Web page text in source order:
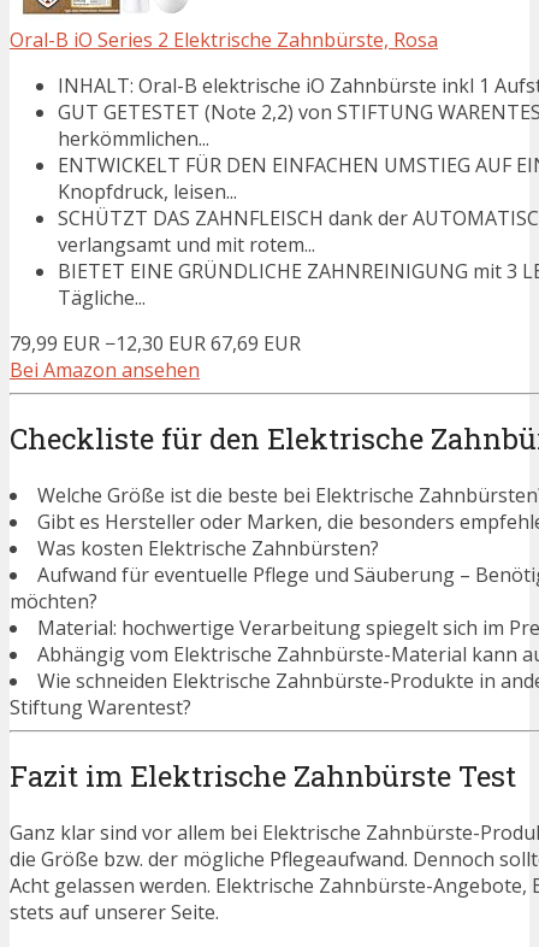
Oral-B iO Series 2 Elektrische Zahnbürste, Rosa
INHALT: Oral-B elektrische iO Zahnbürste inkl 1
GUT GETESTET (Note 2,2) von STIFTUNG
herkömmlichen...
ENTWICKELT FÜR DEN EINFACHEN UMSTIEG AUF
Knopfdruck, leisen...
SCHÜTZT DAS ZAHNFLEISCH dank der
verlangsamt und mit rotem...
BIETET EINE GRÜNDLICHE ZAHNREINIGUNG mit 3
Tägliche...
79,99 EUR −12,30 EUR67,69 EUR
Bei Amazon ansehen
Checkliste für den Elektrische
Welche Größe ist die beste bei Elektrische
Gibt es Hersteller oder Marken, die besonders
Was kosten Elektrische Zahnbürsten?
Aufwand für eventuelle Pflege und Säuberung –
möchten?
Material: hochwertige Verarbeitung spiegelt sich im
Abhängig vom Elektrische Zahnbürste-Material kann
Wie schneiden Elektrische Zahnbürste-Produkte in
Stiftung Warentest?
Fazit im Elektrische Zahnbürste Test
Ganz klar sind vor allem bei Elektrische Zahnbürste-
die Größe bzw. der mögliche Pflegeaufwand. Dennoch
Acht gelassen werden. Elektrische Zahnbürste-
stets auf unserer Seite.